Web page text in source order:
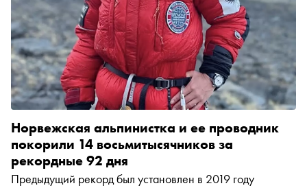
Норвежская альпинистка и ее проводник
покорили 14 восьмитысячников за
рекордные 92 дня
Предыдущий рекорд был установлен в 2019 году